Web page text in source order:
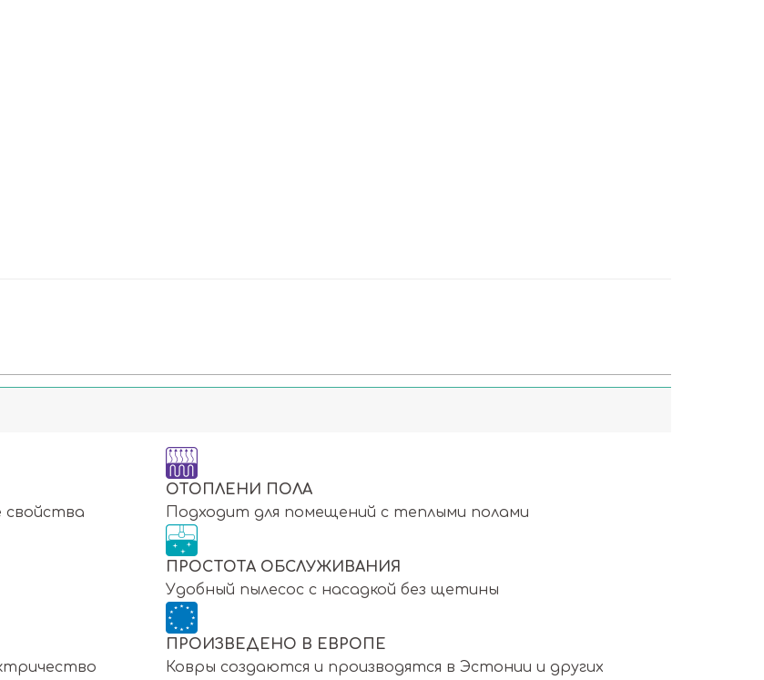
свойства
ОТОПЛЕНИ ПОЛА
Подходит для помещений с теплыми полами
ПРОСТОТА ОБСЛУЖИВАНИЯ
Удобный пылесос с насадкой без щетины
ПРОИЗВЕДЕНО В ЕВРОПЕ
Ковры создаются и производятся в Эстонии и других